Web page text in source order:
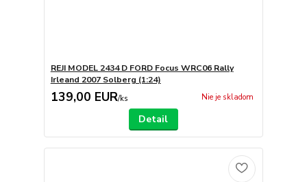
REJI MODEL 2434 D FORD Focus WRC06 Rally
Irleand 2007 Solberg (1:24)
139,00 EUR/ks Nie je skladom
Detail